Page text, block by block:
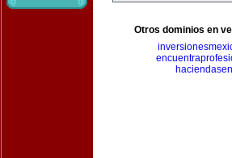
Otros dominios en